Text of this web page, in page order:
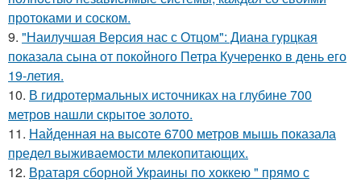
протоками и соском.
9. "Наилучшая Версия нас с Отцом": Диана гурцкая
показала сына от покойного Петра Кучеренко в день его
19-летия.
10. В гидротермальных источниках на глубине 700
метров нашли скрытое золото.
11. Найденная на высоте 6700 метров мышь показала
предел выживаемости млекопитающих.
12. Вратаря сборной Украины по хоккею " прямо с